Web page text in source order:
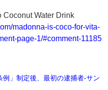
Coconut Water Drink
madonna-is-coco-for-vita-
page-1/#comment-11185
例」制定後、最初の逮捕者-サン